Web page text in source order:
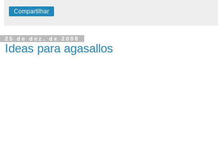
Compartilhar
25 de dez. de 2008
Ideas para agasallos